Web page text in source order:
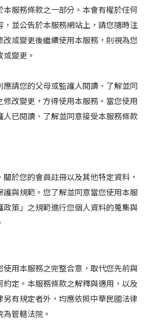
服務條款之一部分。本會有權於任何
並公告於本服務網站上，請您隨時注
或變更後繼續使用本服務，則視為您
或變更。
請您的父母或監護人閱讀、了解並同
改變更，方得使用本服務。當您使用
已閱讀、了解並同意接受本服務條款
於您的會員註冊以及其他特定資料，
與規範。您了解並同意當您使用本服
策」之規範進行您個人資料的蒐集與
用本服務之完整合意，取代您先前與
定。本服務條款之解釋與適用，以及
有規定者外，均應依照中華民國法律
管轄法院。